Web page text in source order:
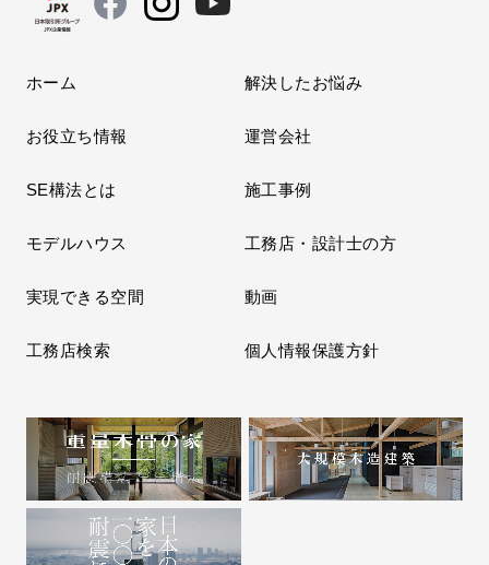
ホーム 解決したお悩み
お役立ち情報 運営会社
SE構法とは 施工事例
モデルハウス 工務店・設計士の方
実現できる空間 動画
工務店検索 個人情報保護方針